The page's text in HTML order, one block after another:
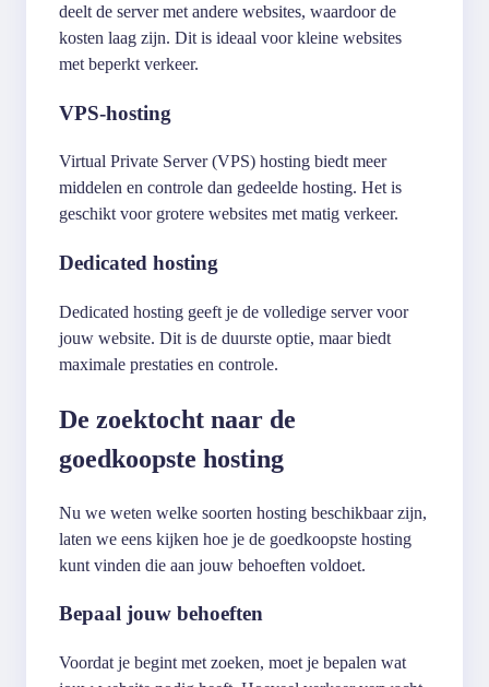
deelt de server met andere websites, waardoor de
kosten laag zijn. Dit is ideaal voor kleine websites
met beperkt verkeer.
VPS-hosting
Virtual Private Server (VPS) hosting biedt meer
middelen en controle dan gedeelde hosting. Het is
geschikt voor grotere websites met matig verkeer.
Dedicated hosting
Dedicated hosting geeft je de volledige server voor
jouw website. Dit is de duurste optie, maar biedt
maximale prestaties en controle.
De zoektocht naar de
goedkoopste hosting
Nu we weten welke soorten hosting beschikbaar zijn,
laten we eens kijken hoe je de goedkoopste hosting
kunt vinden die aan jouw behoeften voldoet.
Bepaal jouw behoeften
Voordat je begint met zoeken, moet je bepalen wat